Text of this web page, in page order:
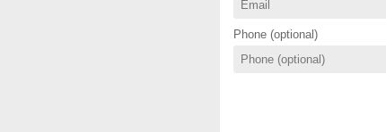
Phone (optional)